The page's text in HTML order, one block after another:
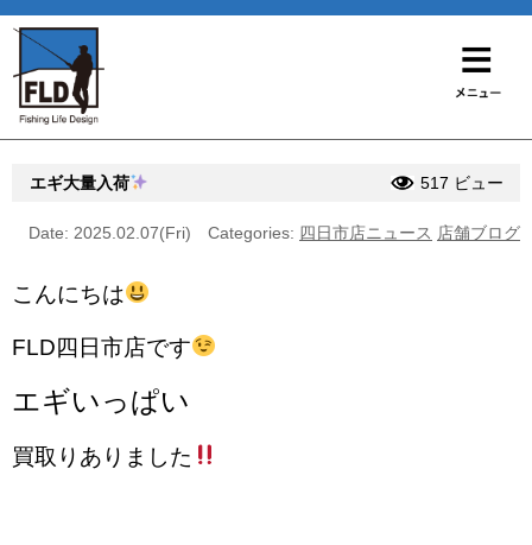
エギ大量入荷 517 ビュー
Date: 2025.02.07(Fri) Categories: 四日市店ニュース 店舗ブログ
こんにちは
FLD四日市店です
エギいっぱい
買取りありました